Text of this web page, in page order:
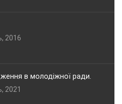
2016
в молодіжної ради.
2021